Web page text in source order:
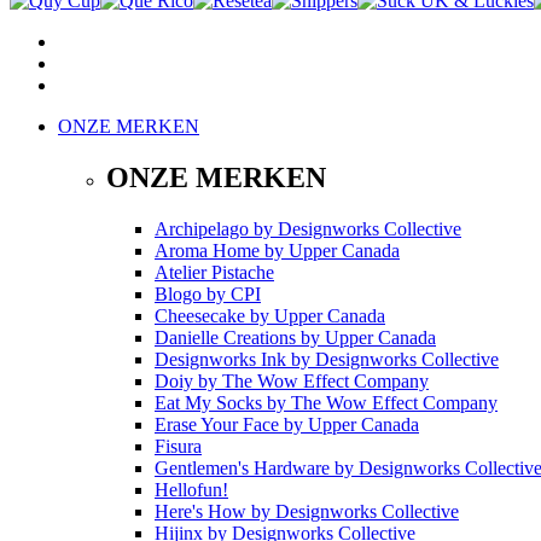
ONZE MERKEN
ONZE MERKEN
Archipelago by Designworks Collective
Aroma Home by Upper Canada
Atelier Pistache
Blogo by CPI
Cheesecake by Upper Canada
Danielle Creations by Upper Canada
Designworks Ink by Designworks Collective
Doiy by The Wow Effect Company
Eat My Socks by The Wow Effect Company
Erase Your Face by Upper Canada
Fisura
Gentlemen's Hardware by Designworks Collective
Hellofun!
Here's How by Designworks Collective
Hijinx by Designworks Collective